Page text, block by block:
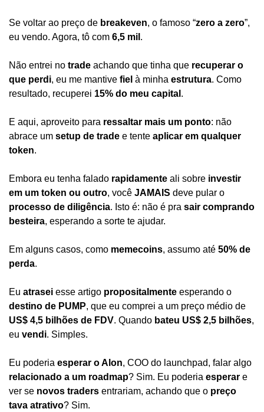
Se voltar ao preço de breakeven, o famoso “zero a zero”,
eu vendo. Agora, tô com 6,5 mil .
Não entrei no trade achando que tinha que recuperar o
que perdi, eu me mantive fiel à minha estrutura. Como
resultado, recuperei 15% do meu capital .
E aqui, aproveito para ressaltar mais um ponto: não
abrace um setup de trade e tente aplicar em qualquer
token.
Embora eu tenha falado rapidamente ali sobre investir
em um token ou outro, você JAMAIS
processo de diligência. Isto é: não é pra sair comprando
besteira, esperando a sorte te ajudar.
Em alguns casos, como memecoins, assumo até 50% de
perda.
Eu atrasei esse artigo propositalmente
destino de PUMP
US$ 4,5 bilhões de FDV. Quando bateu US$ 2,5 bilhões,
eu vendi. Simples.
Eu poderia esperar o Alon
relacionado a um roadmap? Sim. Eu poderia esperar e
ver se novos traders entrariam, achando que o preço
tava atrativo? Sim.